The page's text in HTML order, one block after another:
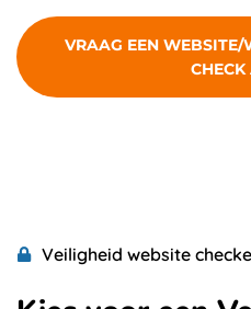
VRAAG EEN WEBSITE/
Veiligheid website